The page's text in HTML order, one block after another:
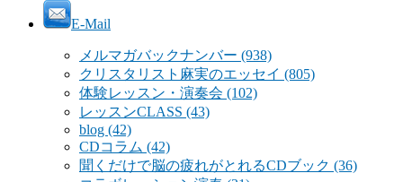
E-Mail
メルマガバックナンバー (938)
クリスタリスト麻実のエッセイ (805)
体験レッスン・演奏会 (102)
レッスンCLASS (43)
blog (42)
CDコラム (42)
聞くだけで脳の疲れがとれるCDブック (36)